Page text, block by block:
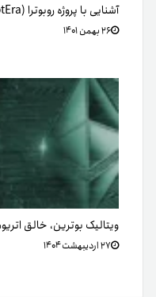
آشنایی با پروژه روبوترا (RobotEra) در دنیای متاورس
۲۶ بهمن ۱۴۰۱
ویتالیک بوترین، خالق
۲۷ اردیبهشت ۱۴۰۴